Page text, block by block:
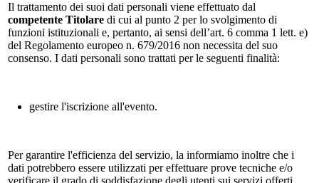
Il trattamento dei suoi dati personali viene effettuato dal
competente Titolare di cui al punto 2 per lo svolgimento di
funzioni istituzionali e, pertanto, ai sensi dell’art. 6 comma 1 lett. e)
del Regolamento europeo n. 679/2016 non necessita del suo
consenso. I dati personali sono trattati per le seguenti finalità:
gestire l'iscrizione all'evento.
Per garantire l'efficienza del servizio, la informiamo inoltre che i
dati potrebbero essere utilizzati per effettuare prove tecniche e/o